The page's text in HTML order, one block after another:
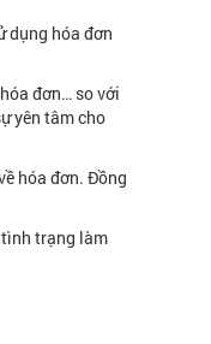
dụng hóa đơn
đơn… so với
yên tâm cho
hóa đơn. Đồng
trạng làm